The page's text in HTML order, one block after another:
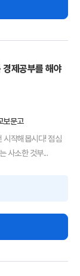
경제공부를 해야
보문고
해봅시다! 점심
사소한 것부...